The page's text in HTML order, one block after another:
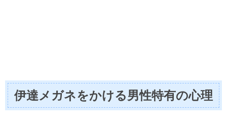
伊達メガネをかける男性特有の心理